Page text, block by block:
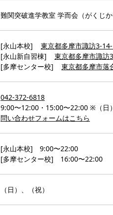
難関突破進学教室 学而会（がくじか
[永山本校] 東京都多摩市諏訪3-
[永山新自習棟] 東京都多摩市諏訪
[多摩センター校] 東京都多摩市落
042-372-6818
9:00〜12:00・15:00〜22:00 ※（日
問い合わせフォームはこちら
[永山本校] 9:00〜22:00
[多摩センター校] 16:00〜22:00
（日）、（祝）